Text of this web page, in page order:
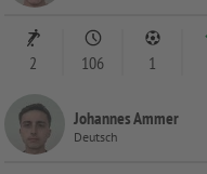
2 106 1
Johannes Ammer
Deutsch